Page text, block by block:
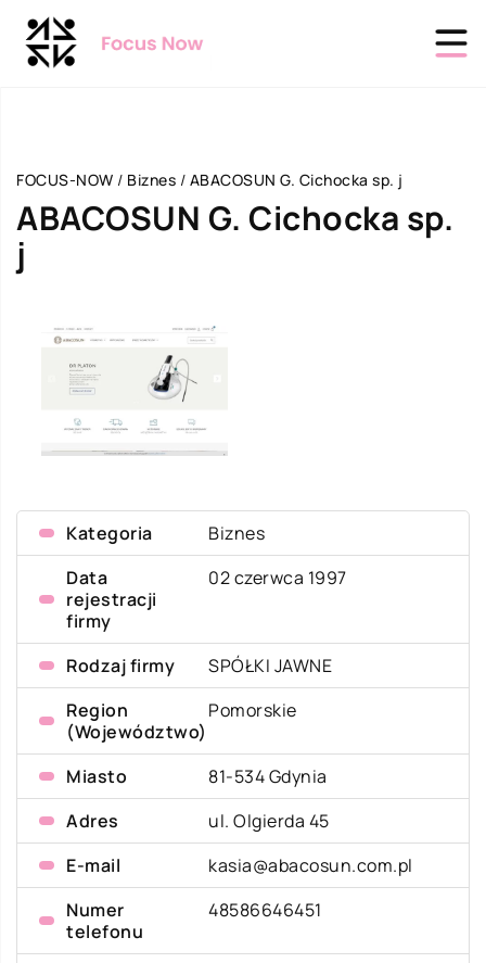
FOCUS-NOW / Biznes / ABACOSUN G. Cichocka sp. j
ABACOSUN G. Cichocka sp.
j
Kategoria
Biznes
Data
rejestracji
firmy
02 czerwca 1997
Rodzaj firmy
SPÓŁKI JAWNE
Region
(Województwo)
Pomorskie
Miasto
81-534 Gdynia
Adres
ul. Olgierda 45
E-mail
kasia@abacosun.com.pl
Numer
telefonu
48586646451